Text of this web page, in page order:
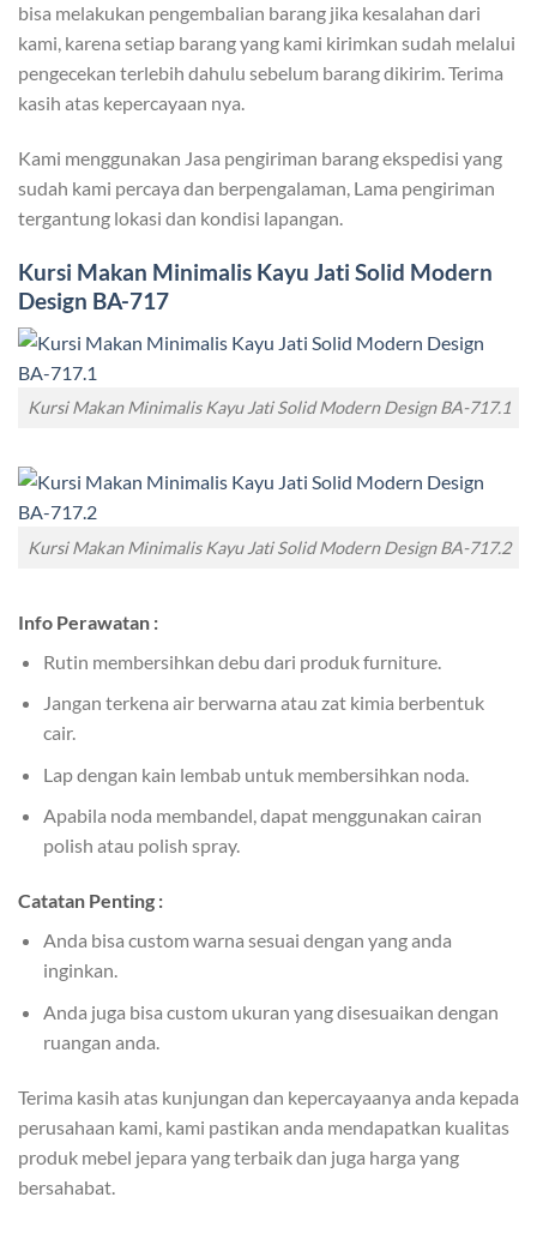
bisa melakukan pengembalian barang jika kesalahan dari
kami, karena setiap barang yang kami kirimkan sudah melalui
pengecekan terlebih dahulu sebelum barang dikirim. Terima
kasih atas kepercayaan nya.
Kami menggunakan Jasa pengiriman barang ekspedisi yang
sudah kami percaya dan berpengalaman, Lama pengiriman
tergantung lokasi dan kondisi lapangan.
Kursi Makan Minimalis Kayu Jati Solid Modern
Design BA-717
Kursi Makan Minimalis Kayu Jati Solid Modern Design BA-717.1
Kursi Makan Minimalis Kayu Jati Solid Modern Design BA-717.2
Info Perawatan :
Rutin membersihkan debu dari produk furniture.
Jangan terkena air berwarna atau zat kimia berbentuk
cair.
Lap dengan kain lembab untuk membersihkan noda.
Apabila noda membandel, dapat menggunakan cairan
polish atau polish spray.
Catatan Penting :
Anda bisa custom warna sesuai dengan yang anda
inginkan.
Anda juga bisa custom ukuran yang disesuaikan dengan
ruangan anda.
Terima kasih atas kunjungan dan kepercayaanya anda kepada
perusahaan kami, kami pastikan anda mendapatkan kualitas
produk mebel jepara yang terbaik dan juga harga yang
bersahabat.